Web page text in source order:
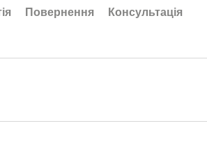
із встановлених режимів освітлення,
рівень яскравості та колірну
Повернення Консультація